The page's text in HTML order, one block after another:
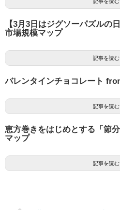
【3月3日はジグソーパズルの
市場規模マップ
記事を読む
バレンタインチョコレート
記事を読む
恵方巻きをはじめとする「節
マップ
記事を読む